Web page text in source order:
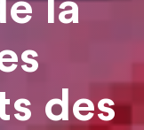
la
des